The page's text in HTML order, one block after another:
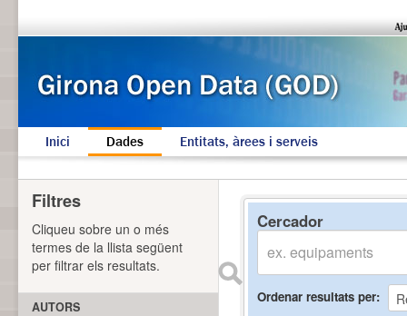
Inici Dades Entitats, àrees i serveis
Cercador
Ordenar resultats per
Filtres
Cliqueu sobre un o més
termes de la llista següent
per filtrar els resultats.
AUTORS